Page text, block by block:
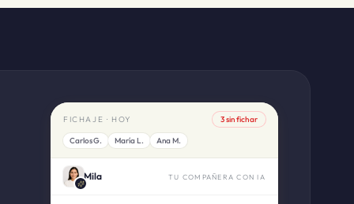
FICHAJE · HOY 3 sin fichar
Carlos G. María L. Ana M.
Mila TU COMPAÑERA CON IA